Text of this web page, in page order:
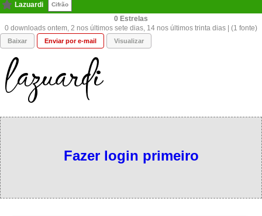
Lazuardi Cifrão
0
0 downloads ontem, 2 nos últimos sete dias, 14 nos últimos trinta dias | (1 fonte)
Baixar Enviar por e-mail Visualizar
Fazer login primeiro